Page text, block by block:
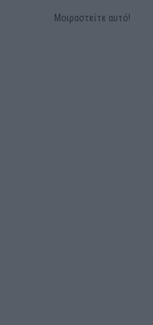
Μοιραστείτε αυτό!